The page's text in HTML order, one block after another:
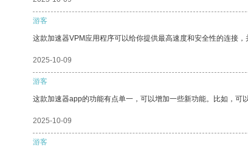
游客
这款加速器VPM应用程序可以给你提供最高速度和安全性的连接，
2025-10-09
游客
这款加速器app的功能有点单一，可以增加一些新功能。比如，可
2025-10-09
游客